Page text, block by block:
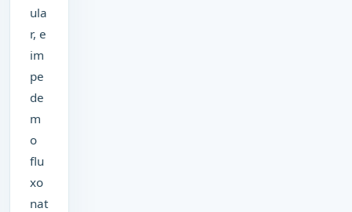
ula
r, e
im
pe
de
m
o
flu
xo
nat